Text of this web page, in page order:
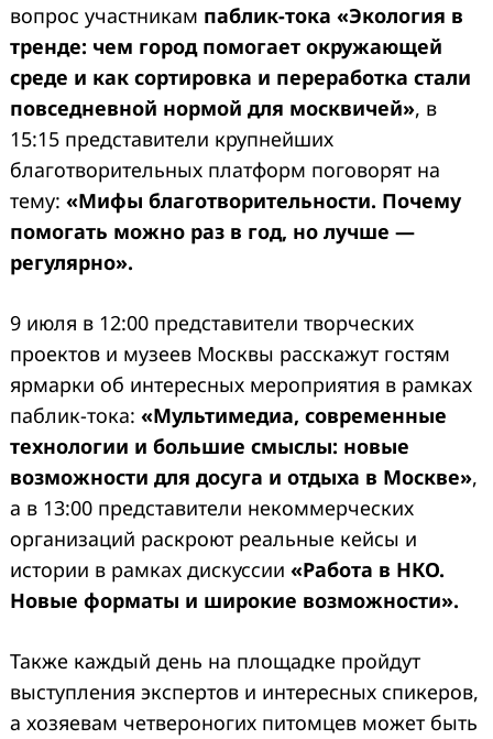
вопрос участникам паблик-тока «Экология в
тренде: чем город помогает окружающей
среде и как сортировка и переработка стали
повседневной нормой для москвичей», в
15:15 представители крупнейших
благотворительных платформ поговорят на
тему: «Мифы благотворительности. Почему
помогать можно раз в год, но лучше —
регулярно».
9 июля в 12:00 представители творческих
проектов и музеев Москвы расскажут гостям
ярмарки об интересных мероприятия в рамках
паблик-тока: «Мультимедиа, современные
технологии и большие смыслы: новые
возможности для досуга и отдыха в Москве»,
а в 13:00 представители некоммерческих
организаций раскроют реальные кейсы и
истории в рамках дискуссии «Работа в НКО.
Новые форматы и широкие возможности».
Также каждый день на площадке пройдут
выступления экспертов и интересных спикеров,
а хозяевам четвероногих питомцев может быть